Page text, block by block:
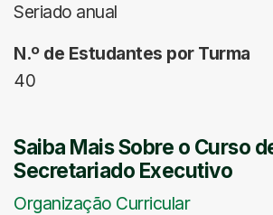
Seriado anual
N.º de Estudantes por Turma
40
Saiba Mais Sobre o Curso
Secretariado Executivo
Organização Curricular